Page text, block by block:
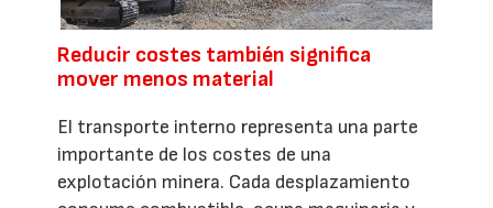
Reducir costes también significa
mover menos material
El transporte interno representa una parte
importante de los costes de una
explotación minera. Cada desplazamiento